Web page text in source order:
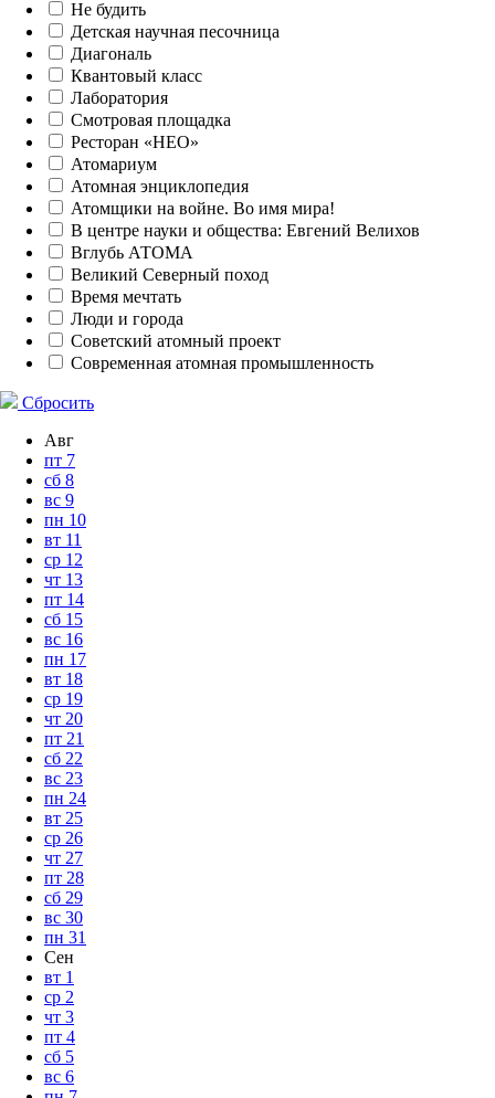
Не будить
Детская научная песочница
Диагональ
Квантовый класс
Лаборатория
Смотровая площадка
Ресторан «НЕО»
Атомариум
Атомная энциклопедия
Атомщики на войне. Во имя мира!
В центре науки и общества: Евгений Велихов
Вглубь АТОМА
Великий Северный поход
Время мечтать
Люди и города
Советский атомный проект
Современная атомная промышленность
Сбросить
Авг
пт 7
сб 8
вс 9
пн 10
вт 11
ср 12
чт 13
пт 14
сб 15
вс 16
пн 17
вт 18
ср 19
чт 20
пт 21
сб 22
вс 23
пн 24
вт 25
ср 26
чт 27
пт 28
сб 29
вс 30
пн 31
Сен
вт 1
ср 2
чт 3
пт 4
сб 5
вс 6